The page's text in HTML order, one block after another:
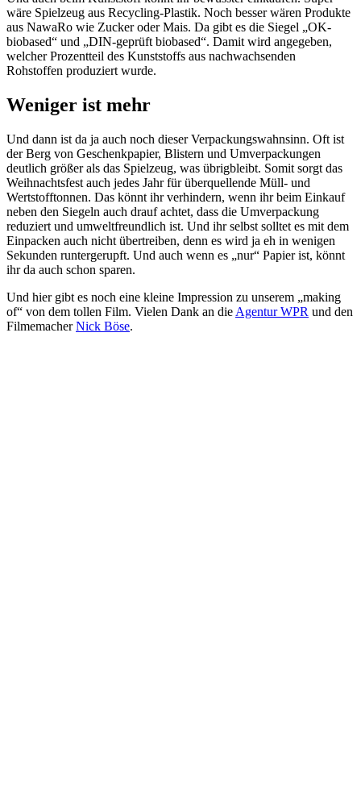
wäre Spielzeug aus Recycling-Plastik. Noch besser wären Produkte
aus NawaRo wie Zucker oder Mais. Da gibt es die Siegel „OK-
biobased“ und „DIN-geprüft biobased“. Damit wird angegeben,
welcher Prozentteil des Kunststoffs aus nachwachsenden
Rohstoffen produziert wurde.
Weniger ist mehr
Und dann ist da ja auch noch dieser Verpackungswahnsinn. Oft ist
der Berg von Geschenkpapier, Blistern und Umverpackungen
deutlich größer als das Spielzeug, was übrigbleibt. Somit sorgt das
Weihnachtsfest auch jedes Jahr für überquellende Müll- und
Wertstofftonnen. Das könnt ihr verhindern, wenn ihr beim Einkauf
neben den Siegeln auch drauf achtet, dass die Umverpackung
reduziert und umweltfreundlich ist. Und ihr selbst solltet es mit dem
Einpacken auch nicht übertreiben, denn es wird ja eh in wenigen
Sekunden runtergerupft. Und auch wenn es „nur“ Papier ist, könnt
ihr da auch schon sparen.
Und hier gibt es noch eine kleine Impression zu unserem „making
of“ von dem tollen Film. Vielen Dank an die Agentur WPR und den
FilmemacherNick Böse.